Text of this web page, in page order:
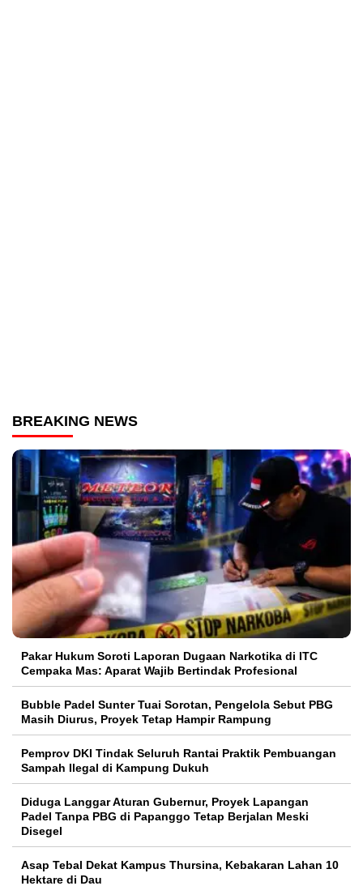
BREAKING NEWS
Pakar Hukum Soroti Laporan Dugaan Narkotika di ITC
Cempaka Mas: Aparat Wajib Bertindak Profesional
Bubble Padel Sunter Tuai Sorotan, Pengelola Sebut PBG
Masih Diurus, Proyek Tetap Hampir Rampung
Pemprov DKI Tindak Seluruh Rantai Praktik Pembuangan
Sampah Ilegal di Kampung Dukuh
Diduga Langgar Aturan Gubernur, Proyek Lapangan
Padel Tanpa PBG di Papanggo Tetap Berjalan Meski
Disegel
Asap Tebal Dekat Kampus Thursina, Kebakaran Lahan 10
Hektare di Dau